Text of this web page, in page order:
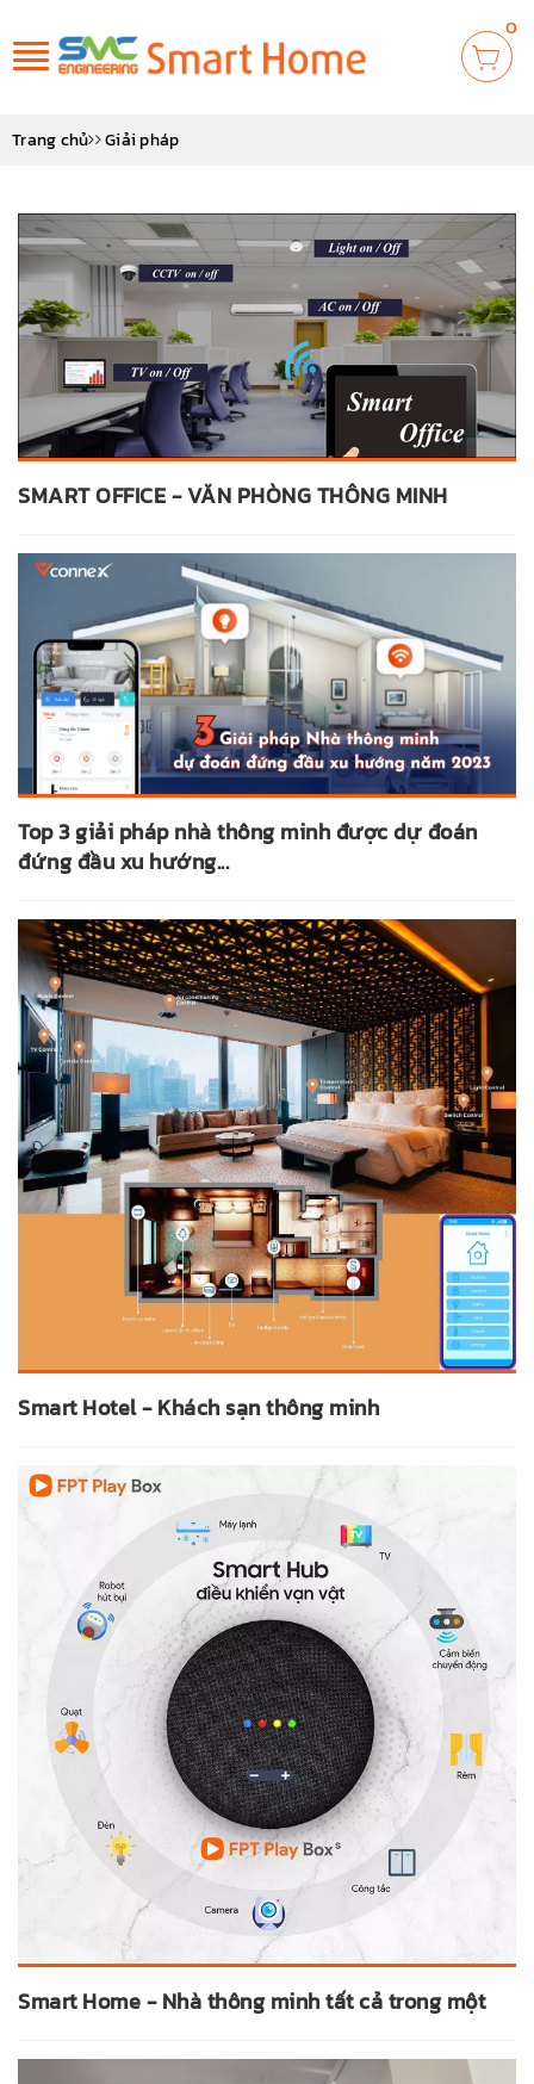
Toggle
navigation
0
Trang chủ Giải pháp
SMART OFFICE - VĂN PHÒNG THÔNG MINH
Top 3 giải pháp nhà thông minh được dự đoán
đứng đầu xu hướng...
Smart Hotel - Khách sạn thông minh
Smart Home - Nhà thông minh tất cả trong một